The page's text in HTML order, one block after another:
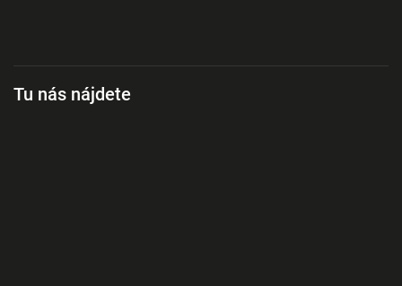
Tu nás nájdete